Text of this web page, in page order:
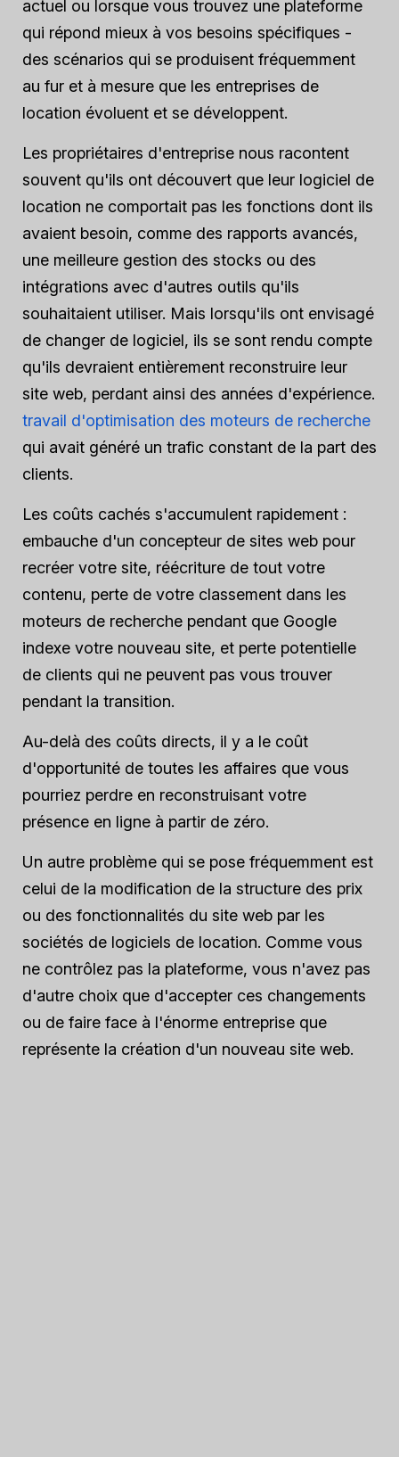
actuel ou lorsque vous trouvez une plateforme
qui répond mieux à vos besoins spécifiques -
des scénarios qui se produisent fréquemment
au fur et à mesure que les entreprises de
location évoluent et se développent.
Les propriétaires d'entreprise nous racontent
souvent qu'ils ont découvert que leur logiciel de
location ne comportait pas les fonctions dont ils
avaient besoin, comme des rapports avancés,
une meilleure gestion des stocks ou des
intégrations avec d'autres outils qu'ils
souhaitaient utiliser. Mais lorsqu'ils ont envisagé
de changer de logiciel, ils se sont rendu compte
qu'ils devraient entièrement reconstruire leur
site web, perdant ainsi des années d'expérience.
travail d'optimisation des moteurs de recherche
qui avait généré un trafic constant de la part des
clients.
Les coûts cachés s'accumulent rapidement :
embauche d'un concepteur de sites web pour
recréer votre site, réécriture de tout votre
contenu, perte de votre classement dans les
moteurs de recherche pendant que Google
indexe votre nouveau site, et perte potentielle
de clients qui ne peuvent pas vous trouver
pendant la transition.
Au-delà des coûts directs, il y a le coût
d'opportunité de toutes les affaires que vous
pourriez perdre en reconstruisant votre
présence en ligne à partir de zéro.
Un autre problème qui se pose fréquemment est
celui de la modification de la structure des prix
ou des fonctionnalités du site web par les
sociétés de logiciels de location. Comme vous
ne contrôlez pas la plateforme, vous n'avez pas
d'autre choix que d'accepter ces changements
ou de faire face à l'énorme entreprise que
représente la création d'un nouveau site web.